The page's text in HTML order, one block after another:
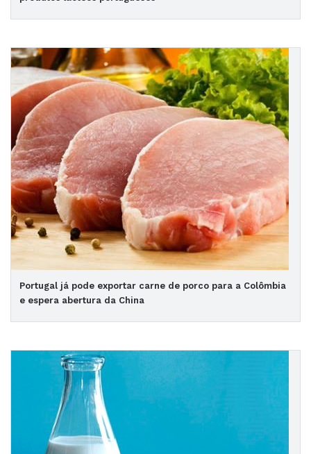
Portugal já pode exportar carne de porco para a Colômbia
e espera abertura da China